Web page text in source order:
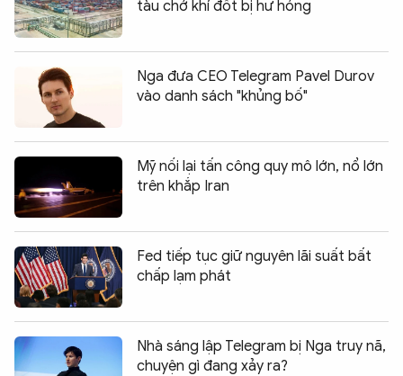
tàu chở khí đốt bị hư hỏng
Nga đưa CEO Telegram Pavel Durov
vào danh sách "khủng bố"
Mỹ nối lại tấn công quy mô lớn, nổ lớn
trên khắp Iran
Fed tiếp tục giữ nguyên lãi suất bất
chấp lạm phát
Nhà sáng lập Telegram bị Nga truy nã,
chuyện gì đang xảy ra?